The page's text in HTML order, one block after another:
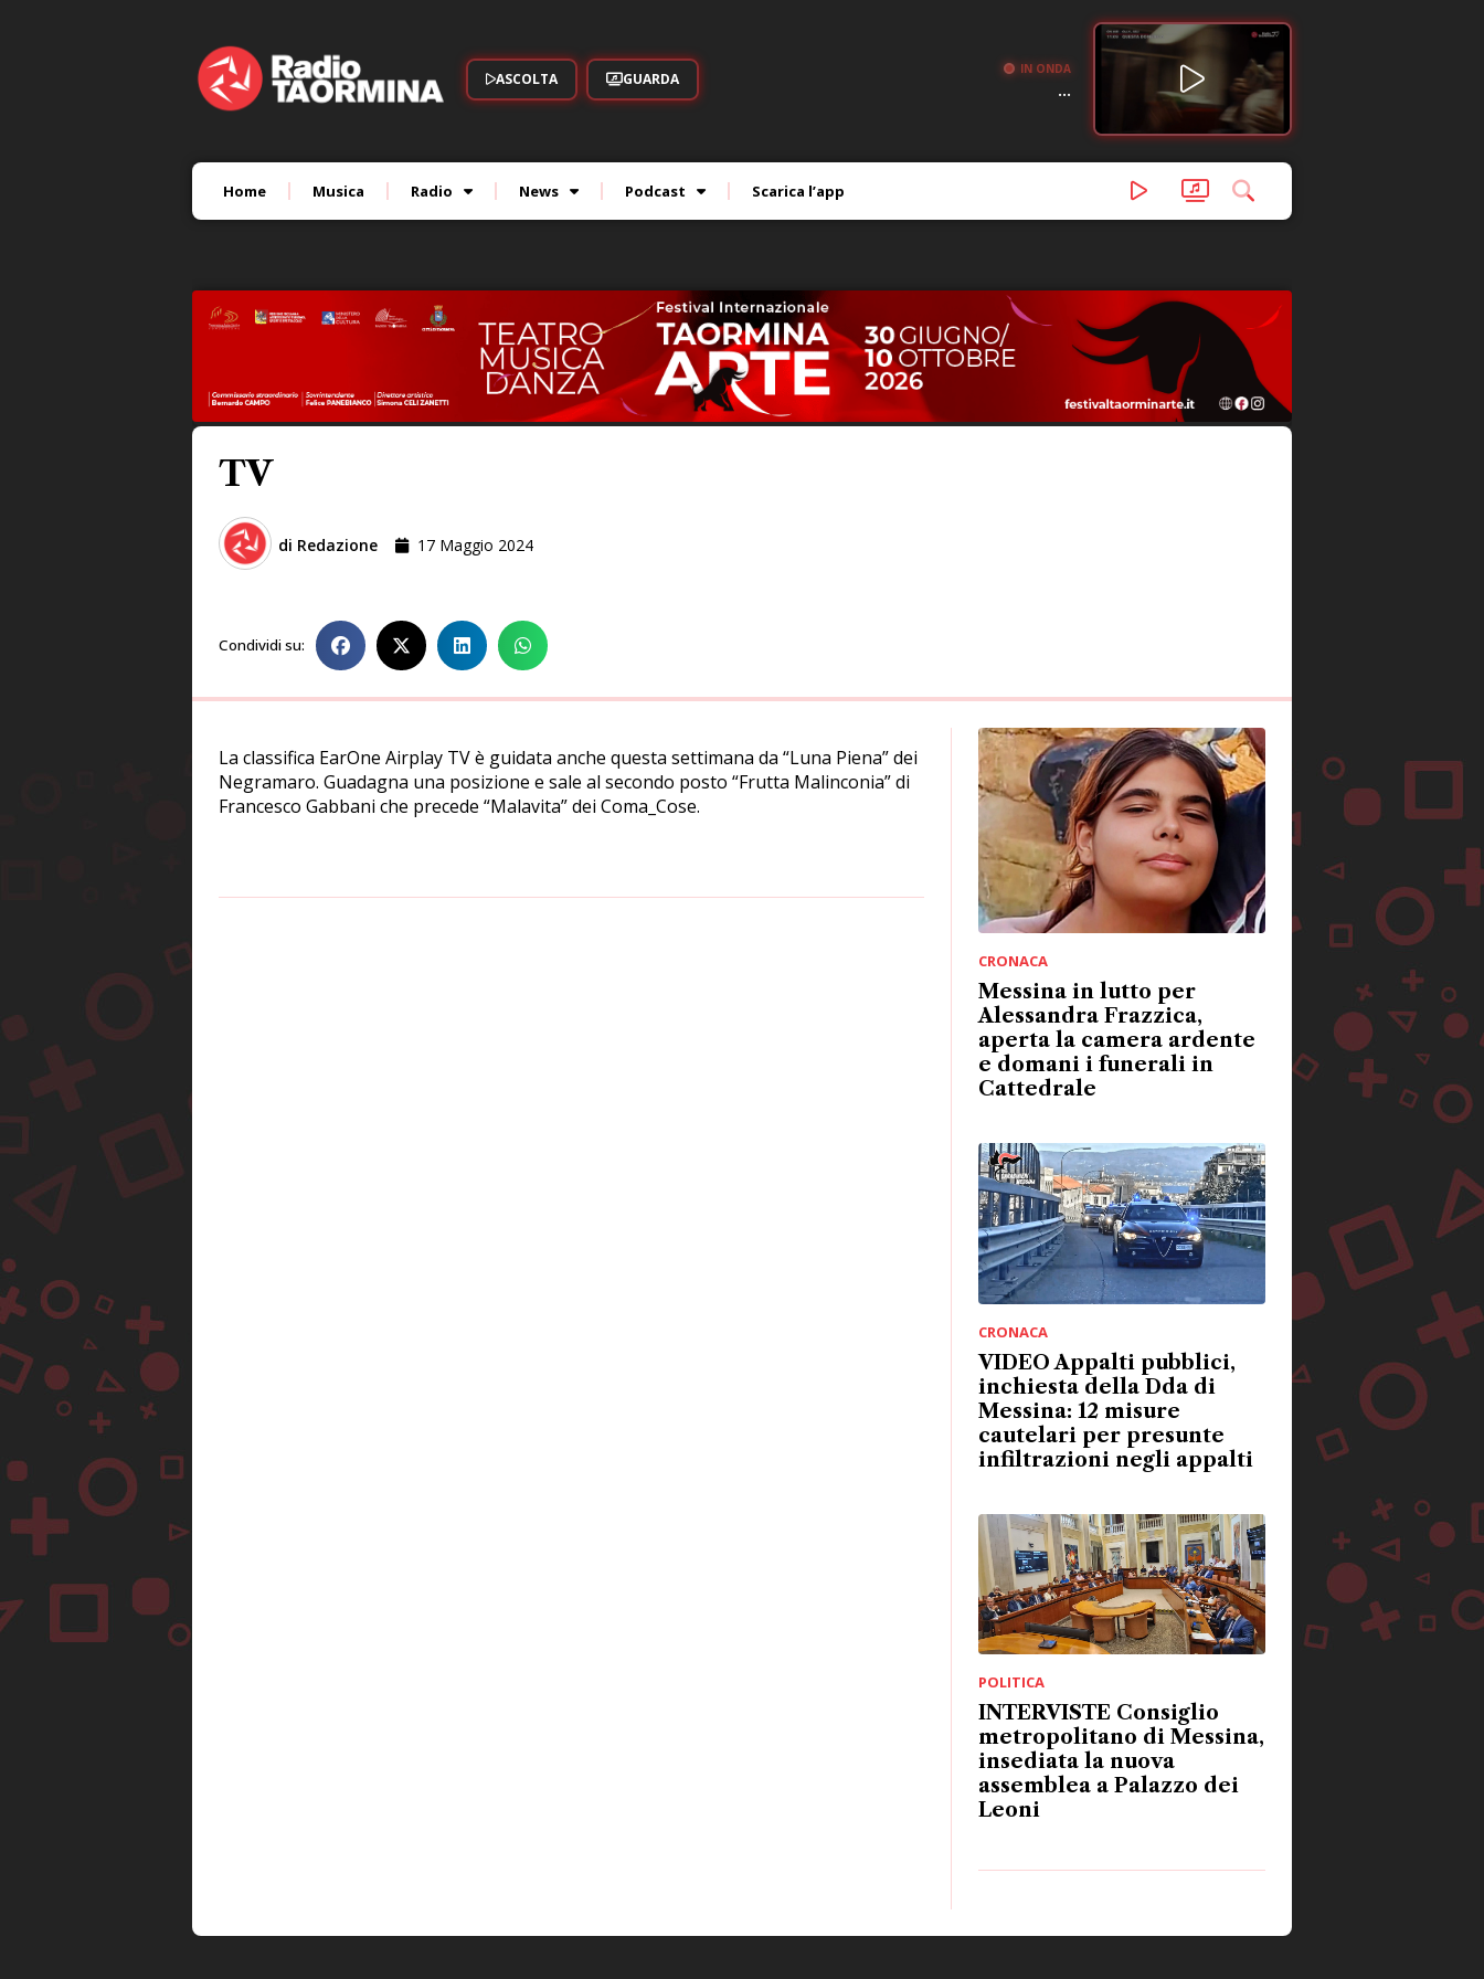
ASCOLTA GUARDA
IN ONDA
...
Home Musica Radio News Podcast Scarica l’app
TV
di Redazione 17 Maggio 2024
Condividi su:
La classifica EarOne Airplay TV è guidata anche questa settimana da “Luna Piena” dei
Negramaro. Guadagna una posizione e sale al secondo posto “Frutta Malinconia” di
Francesco Gabbani che precede “Malavita” dei Coma_Cose.
CRONACA
Messina in lutto per
Alessandra Frazzica,
aperta la camera ardente
e domani i funerali in
Cattedrale
CRONACA
VIDEO Appalti pubblici,
inchiesta della Dda di
Messina: 12 misure
cautelari per presunte
infiltrazioni negli appalti
POLITICA
INTERVISTE Consiglio
metropolitano di Messina,
insediata la nuova
assemblea a Palazzo dei
Leoni